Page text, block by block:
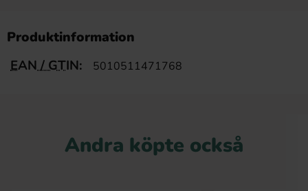
Produktinformation
EAN / GTIN:
5010511471768
Andra köpte också